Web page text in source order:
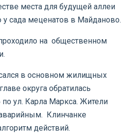
места для будущей аллеи
сада меценатов в Майданово.
на общественном
в основном жилищных
округа обратилась
ул. Карла Маркса. Жители
Клинчанке
действий.